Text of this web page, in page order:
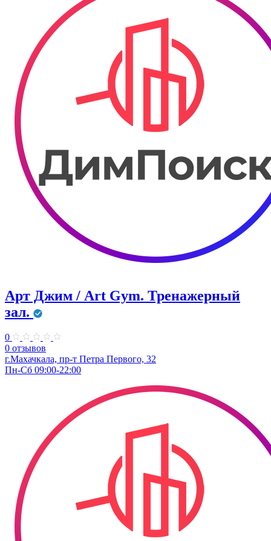
Арт Джим / Art Gym. Тренажерный
зал.
0
0 отзывов
г.Махачкала, ​пр-т Петра Первого, 32
Пн-Сб 09:00-22:00